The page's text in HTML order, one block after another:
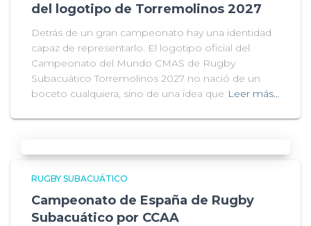
del logotipo de Torremolinos 2027
Detrás de un gran campeonato hay una identidad
capaz de representarlo. El logotipo oficial del
Campeonato del Mundo CMAS de Rugby
Subacuático Torremolinos 2027 no nació de un
boceto cualquiera, sino de una idea que Leer más…
RUGBY SUBACUÁTICO
Campeonato de España de Rugby
Subacuático por CCAA